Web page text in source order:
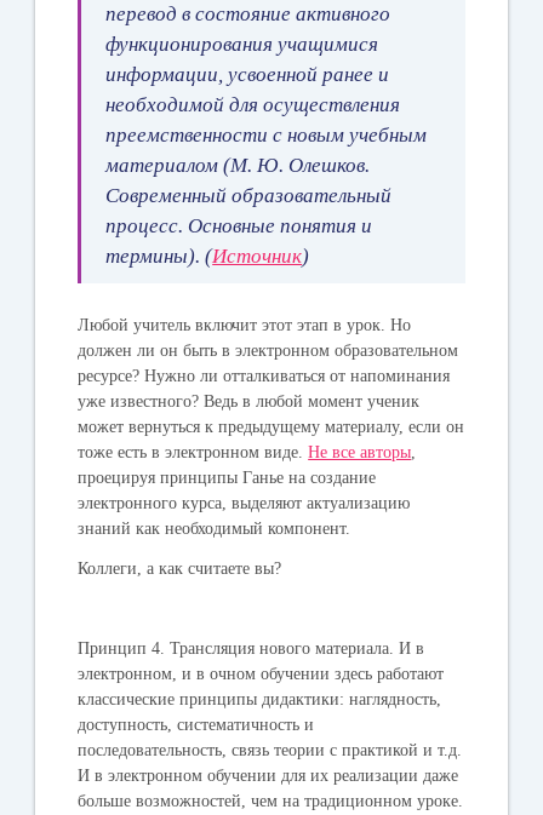
перевод в состояние активного
функционирования учащимися
информации, усвоенной ранее и
необходимой для осуществления
преемственности с новым учебным
материалом (М. Ю. Олешков.
Современный образовательный
процесс. Основные понятия и
термины). (Источник)
Любой учитель включит этот этап в урок. Но
должен ли он быть в электронном образовательном
ресурсе? Нужно ли отталкиваться от напоминания
уже известного? Ведь в любой момент ученик
может вернуться к предыдущему материалу, если он
тоже есть в электронном виде.Не все авторы
проецируя принципы Ганье на создание
электронного курса, выделяют актуализацию
знаний как необходимый компонент.
Коллеги, а как считаете вы?
Принцип 4. Трансляция нового материала. И в
электронном, и в очном обучении здесь работают
классические принципы дидактики: наглядность,
доступность, систематичность и
последовательность, связь теории с практикой и т.д.
И в электронном обучении для их реализации даже
больше возможностей, чем на традиционном уроке.